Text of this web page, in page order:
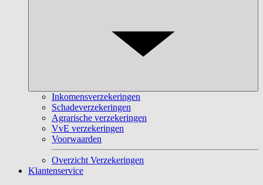
Inkomensverzekeringen
Schadeverzekeringen
Agrarische verzekeringen
VvE verzekeringen
Voorwaarden
Overzicht Verzekeringen
Klantenservice